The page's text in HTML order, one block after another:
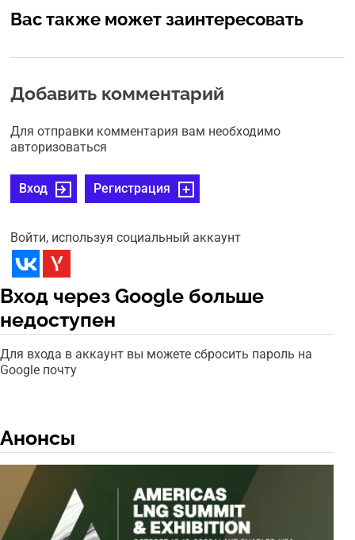
Вас также может заинтересовать
Добавить комментарий
Для отправки комментария вам необходимо
авторизоваться
Вход Регистрация
Войти, используя социальный аккаунт
Вход через Google больше
недоступен
Для входа в аккаунт вы можете сбросить пароль на
Google почту
Анонсы